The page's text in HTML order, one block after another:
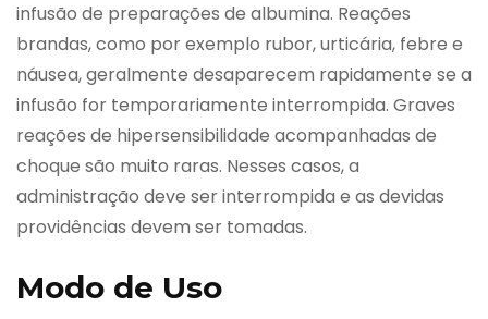
infusão de preparações de albumina. Reações
brandas, como por exemplo rubor, urticária, febre e
náusea, geralmente desaparecem rapidamente se a
infusão for temporariamente interrompida. Graves
reações de hipersensibilidade acompanhadas de
choque são muito raras. Nesses casos, a
administração deve ser interrompida e as devidas
providências devem ser tomadas.
Modo de Uso